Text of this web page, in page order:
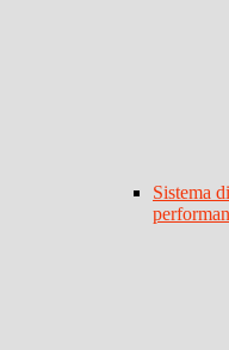
Sistema